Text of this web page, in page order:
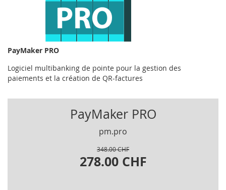
PayMaker PRO
Logiciel multibanking de pointe pour la gestion des
paiements et la création de QR-factures
PayMaker PRO
pm.pro
348.00 CHF
278.00 CHF